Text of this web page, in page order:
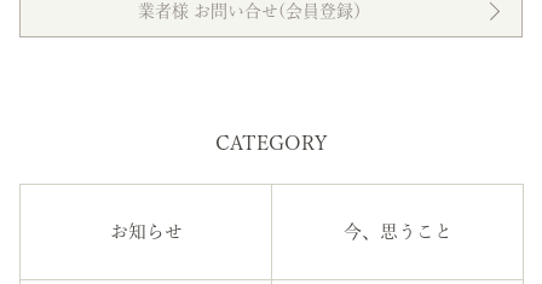
業者様 お問い合せ(会員登録）
CATEGORY
お知らせ 今、思うこと